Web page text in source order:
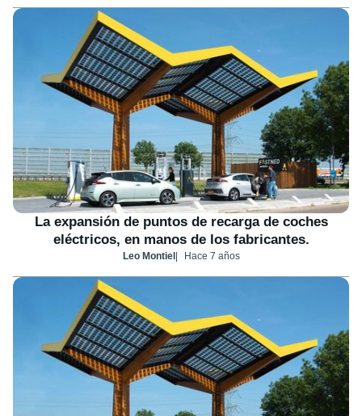
La expansión de puntos de recarga de coches
eléctricos, en manos de los fabricantes.
Leo Montiel Hace 7 años